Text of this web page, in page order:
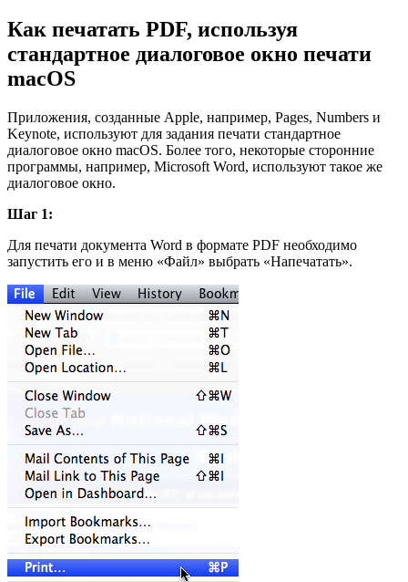
Как печатать PDF, используя
стандартное диалоговое окно печати
macOS
Приложения, созданные Apple, например, Pages, Numbers и
Keynote, используют для задания печати стандартное
диалоговое окно macOS. Более того, некоторые сторонние
программы, например, Microsoft Word, используют такое же
диалоговое окно.
Шаг 1:
Для печати документа Word в формате PDF необходимо
запустить его и в меню «Файл» выбрать «Напечатать».